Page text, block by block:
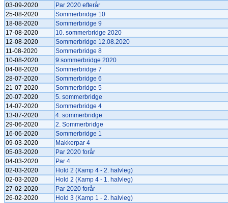
03-09-2020
Par 2020 efterår
25-08-2020
Sommerbridge 10
18-08-2020
Sommerbridge 9
17-08-2020
10. sommerbridge 2020
12-08-2020
Sommerbridge 12.08.2020
11-08-2020
Sommerbridge 8
10-08-2020
9.sommerbridge 2020
04-08-2020
Sommerbridge 7
28-07-2020
Sommerbridge 6
21-07-2020
Sommerbridge 5
20-07-2020
5. sommerbridge
14-07-2020
Sommerbridge 4
13-07-2020
4. sommerbridge
29-06-2020
2. Sommerbridge
16-06-2020
Sommerbridge 1
09-03-2020
Makkerpar 4
05-03-2020
Par 2020 forår
04-03-2020
Par 4
02-03-2020
Hold 2 (Kamp 4 - 2. halvleg)
02-03-2020
Hold 2 (Kamp 4 - 1. halvleg)
27-02-2020
Par 2020 forår
26-02-2020
Hold 3 (Kamp 1 - 2. halvleg)